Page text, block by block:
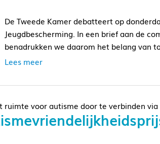
De Tweede Kamer debatteert op
Jeugdbescherming. In een brief aan de
benadrukken we daarom het belang van
Lees meer
ruimte voor autisme door te verbinden via